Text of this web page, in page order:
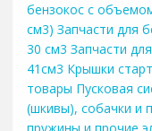
бензокос с
см3) Запчасти для
30 см3 Запчасти
41см3 Крышки
товары Пусковая
(шкивы), собачки и